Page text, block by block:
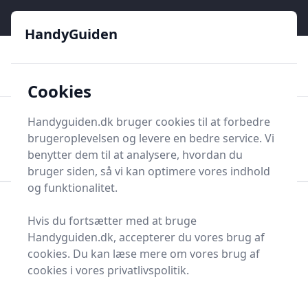
HandyGuiden
Søg nu
Søg nu
Håndværktøj
Lineal
Linealer - 62 på lager
HandyGuiden
Cookies
Handyguiden.dk bruger cookies til at forbedre
brugeroplevelsen og levere en bedre service. Vi
benytter dem til at analysere, hvordan du
bruger siden, så vi kan optimere vores indhold
og funktionalitet.
Hvis du fortsætter med at bruge
Handyguiden.dk, accepterer du vores brug af
cookies. Du kan læse mere om vores brug af
cookies i vores privatlivspolitik.